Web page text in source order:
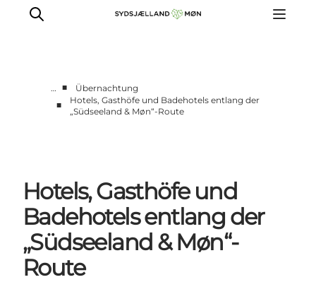
Erleben
Essen
Unterkunft
Reise planen
… ■
Übernachtung
■
Hotels, Gasthöfe und Badehotels entlang der
„Südseeland & Møn“-Route
Hotels, Gasthöfe und
Badehotels entlang der
„Südseeland & Møn“-
Route